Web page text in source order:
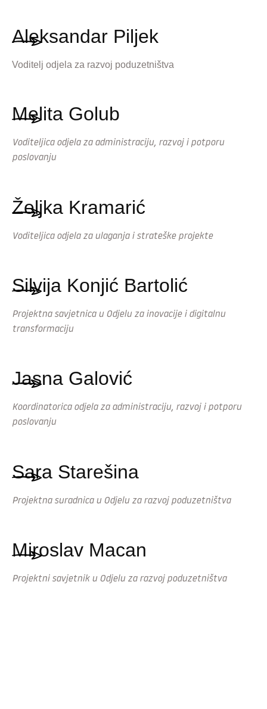
Aleksandar Piljek
Voditelj odjela za razvoj poduzetništva
Melita Golub
Voditeljica odjela za administraciju, razvoj i potporu
poslovanju
Željka Kramarić
Voditeljica odjela za ulaganja i strateške projekte
Silvija Konjić Bartolić
Projektna savjetnica u Odjelu za inovacije i digitalnu
transformaciju
Jasna Galović
Koordinatorica odjela za administraciju, razvoj i potporu
poslovanju
Sara Starešina
Projektna suradnica u Odjelu za razvoj poduzetništva
Miroslav Macan
Projektni savjetnik u Odjelu za razvoj poduzetništva